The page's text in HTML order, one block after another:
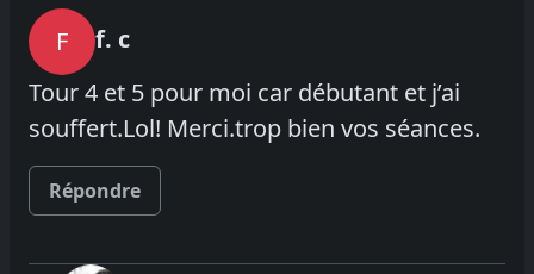
F
f. c
Tour 4 et 5 pour moi car débutant et j’ai
souffert.Lol! Merci.trop bien vos séances.
Répondre